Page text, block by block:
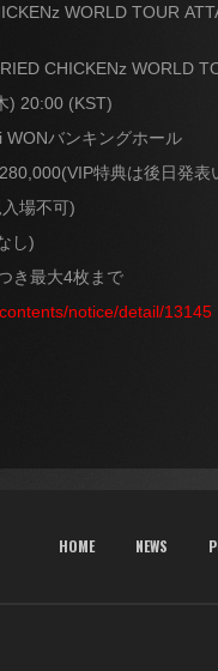
WORLD TOUR
CHICKENz WORLD
) 20:00 (KST)
バンキングホール
特典は後日発
場不可)
し)
き最大4枚まで
notice/detail/13145
HOME NEWS